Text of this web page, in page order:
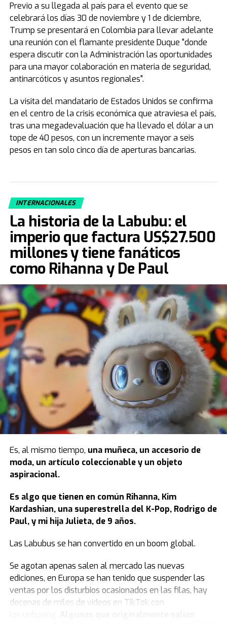
Previo a su llegada al país para el evento que se
celebrará los días 30 de noviembre y 1 de diciembre,
Trump se presentará en Colombia para llevar adelante
una reunión con el flamante presidente Duque "donde
espera discutir con la Administración las oportunidades
para una mayor colaboración en materia de seguridad,
antinarcóticos y asuntos regionales".
La visita del mandatario de Estados Unidos se confirma
en el centro de la crisis económica que atraviesa el país,
tras una megadevaluación que ha llevado el dólar a un
tope de 40 pesos, con un incremente mayor a seis
pesos en tan solo cinco día de aperturas bancarias.
INTERNACIONALES
La historia de la Labubu: el
imperio que factura US$27.500
millones y tiene fanáticos
como Rihanna y De Paul
Es, al mismo tiempo, una muñeca, un accesorio de
moda, un artículo coleccionable y un objeto
aspiracional.
Es algo que tienen en común Rihanna, Kim
Kardashian, una superestrella del K-Pop, Rodrigo de
Paul, y mi hija Julieta, de 9 años.
Las Labubus se han convertido en un boom global.
Se agotan apenas salen al mercado las nuevas
ediciones, en Europa se han tenido que suspender las
ventas por los disturbios ocasionados en las filas, hay
decenas de miles de videos en TikTok con